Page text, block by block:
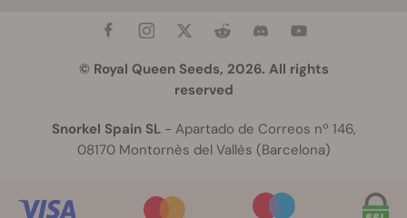
© Royal Queen Seeds, 2026. All rights
reserved
Snorkel Spain SL- Apartado de Correos nº 146,
08170 Montornès del Vallès (Barcelona)